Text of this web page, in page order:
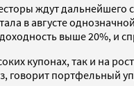
ждут
в августе
выше 20%, и
купонах, так и на
говорит портфельный